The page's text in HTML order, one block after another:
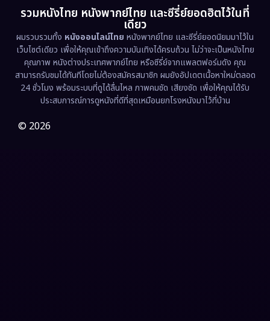
Family ครอบครัว (363)
Fantasy จินตนาการ (326)
Fiction (9)
Film (57)
Gothic
รวมหนังไทย หนังพากย์ไทย และซีรี่ย์ยอดฮิตไว้ในที่
เดียว
ผมรวบรวมทั้ง หนังออนไลน์ไทย หนังพากย์ไทย และซีรี่ย์ยอดนิยมมาไว้ใน
เว็บไซต์เดียว เพื่อให้คุณเข้าถึงความบันเทิงได้ครบถ้วน ไม่ว่าจะเป็นหนังไทย
คุณภาพ หนังต่างประเทศพากย์ไทย หรือซีรี่ย์จากแพลตฟอร์มดัง คุณ
สามารถรับชมได้ทันทีโดยไม่ต้องสมัครสมาชิก ผมยังอัปเดตเนื้อหาใหม่ตลอด
24 ชั่วโมง พร้อมระบบที่ดูได้ลื่นไหล ภาพคมชัด เสียงชัด เพื่อให้คุณได้รับ
ประสบการณ์การดูหนังที่ดีที่สุดเหมือนยกโรงหนังมาไว้ที่บ้าน
© 2026